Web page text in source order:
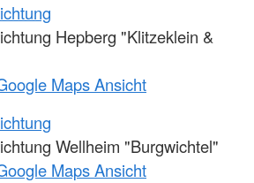
Hepberg "Klitzeklein &
Maps Ansicht
Wellheim "Burgwichtel"
Maps Ansicht